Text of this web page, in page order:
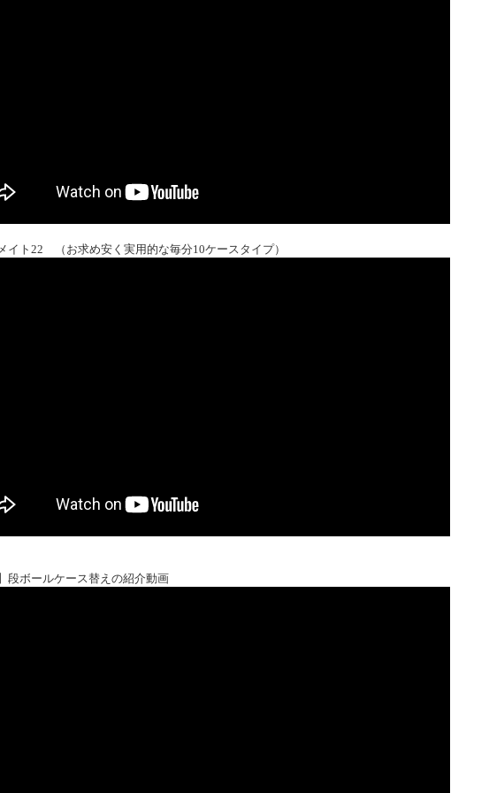
イト22 （お求め安く実用的な毎分10ケースタイプ）
段ボールケース替えの紹介動画